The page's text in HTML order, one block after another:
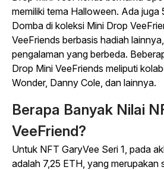
memiliki tema Halloween. Ada juga
Domba di koleksi Mini Drop
VeeFriends berbasis hadiah
pengalaman yang berbeda.
Drop Mini VeeFriends meliputi
Wonder, Danny Cole, dan lainnya.
Berapa Banyak Nilai
VeeFriend?
Untuk NFT GaryVee Seri 1, pada
adalah 7,25 ETH, yang merupakan